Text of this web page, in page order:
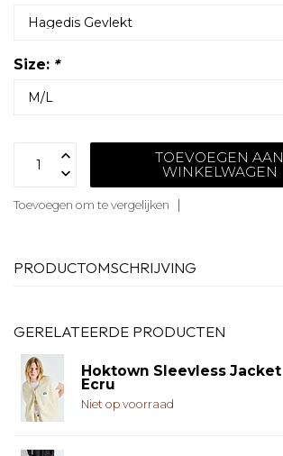
Size: *
TOEVOEGEN AAN
WINKELWAGEN
Toevoegen om te vergelijken
PRODUCTOMSCHRIJVING
GERELATEERDE PRODUCTEN
Hoktown Sleevless Jacket
Ecru
Niet op voorraad